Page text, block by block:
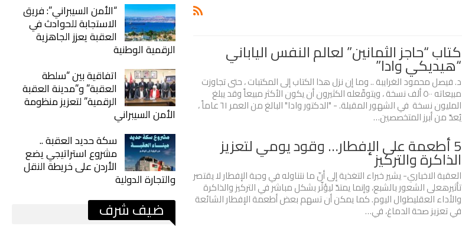
كتاب “حاجز الثمانين” لعالم النفس الياباني
“هيديكي وادا”
د. فيصل محمود الغرايبة .. وما إن نزل هذا الكتاب إلى المكتبات ، حتى تجاوزت
مبيعاته ٥٠٠ ألف نسخة ، ويتوقّعله الكثيرون أن يكون الأكثر مبيعاً وقد يبلغ
المليون نسخة في الشهور المقبلة. - "الدكتور وادا" البالغ من العمر ٦١ عاماً ،
يُعدّ من أبرز المتخصصين…
5 أطعمة على الإفطار… وقود يومي لتعزيز
الذاكرة والتركيز
العقبة الاخباري- يشير خبراء التغذية إلى أنّ ما نتناوله في وجبة الإفطار لا يقتصر
تأثيرهعلى الشعور بالشبع، وإنما يمتدّ ليؤثّر بشكل مباشر في التركيز والذاكرة
والأداء العقليطوال اليوم. كما يمكن أن تسهم بعض أطعمة الإفطار الشائعة
في تعزيز صحة الدماغ، في…
“الأمن السيبراني”: فريق
الاستجابة للحوادث في
العقبة يعزز الجاهزية
الرقمية الوطنية
اتفاقية بين “سلطة
العقبة” و”مدينة العقبة
الرقمية” لتعزيز منظومة
الأمن السيبراني
سكة حديد العقبة ..
مشروع استراتيجي يضع
الأردن على خريطة النقل
والتجارة الدولية
ضيف شرف